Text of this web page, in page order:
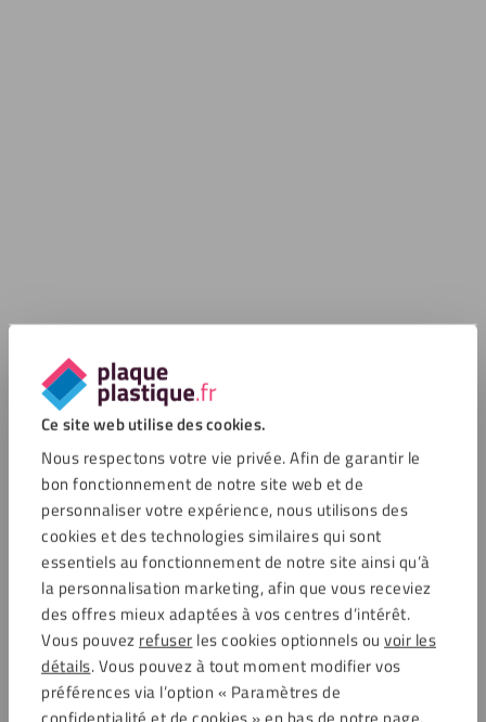
Ce site web utilise des cookies.
Nous respectons votre vie privée. Afin de garantir le
bon fonctionnement de notre site web et de
personnaliser votre expérience, nous utilisons des
cookies et des technologies similaires qui sont
essentiels au fonctionnement de notre site ainsi qu’à
la personnalisation marketing, afin que vous receviez
des offres mieux adaptées à vos centres d’intérêt.
Vous pouvezrefuserles cookies optionnels ou voir les
détails. Vous pouvez à tout moment modifier vos
préférences via l’option « Paramètres de